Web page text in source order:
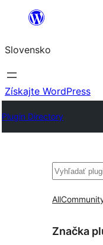
Prejsť
obsah
Slovensko
Získajte WordPress
Plugin Directory
Hľadať
All
Značka